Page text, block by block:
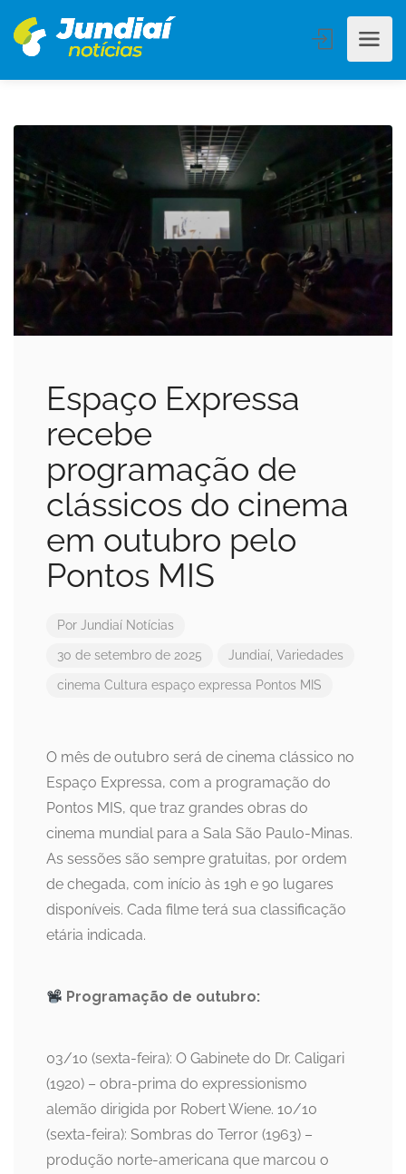
Espaço Expressa
recebe
programação de
clássicos do cinema
em outubro pelo
Pontos MIS
Por Jundiaí Notícias
30 de setembro de 2025 Jundiaí, Variedades
cinema Cultura espaço expressa Pontos MIS
O mês de outubro será de cinema clássico no
Espaço Expressa, com a programação do
Pontos MIS, que traz grandes obras do
cinema mundial para a Sala São Paulo-Minas.
As sessões são sempre gratuitas, por ordem
de chegada, com início às 19h e 90 lugares
disponíveis. Cada filme terá sua classificação
etária indicada.
Programação de outubro:
03/10 (sexta-feira): O Gabinete do Dr. Caligari
(1920) – obra-prima do expressionismo
alemão dirigida por Robert Wiene. 10/10
(sexta-feira): Sombras do Terror (1963) –
produção norte-americana que marcou o